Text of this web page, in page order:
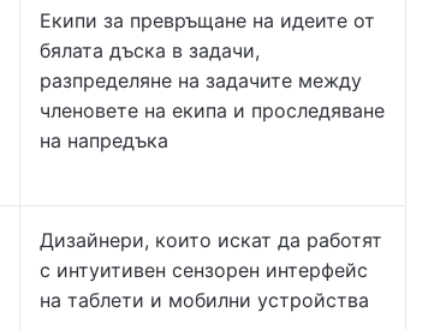
Екипи за превръщане на идеите от
бялата дъска в задачи,
разпределяне на задачите между
членовете на екипа и проследяване
на напредъка
Дизайнери, които искат да работят
с интуитивен сензорен интерфейс
на таблети и мобилни устройства